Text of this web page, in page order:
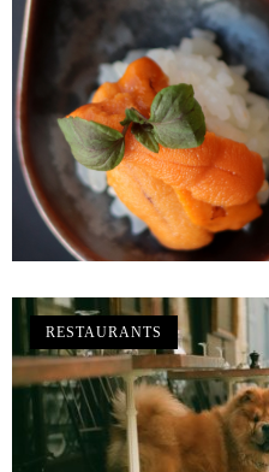
RESTAURANTS